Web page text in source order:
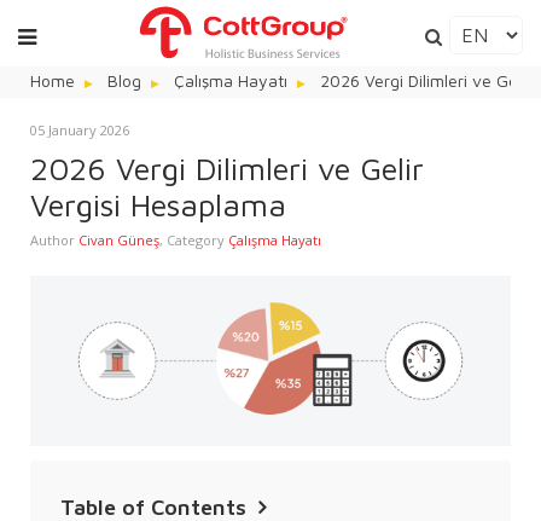
Home Blog Çalışma Hayatı 2026 Vergi Dilimleri ve Gelir
05 January 2026
2026 Vergi Dilimleri ve Gelir
Vergisi Hesaplama
Author Civan Güneş, Category Çalışma Hayatı
Table of Contents